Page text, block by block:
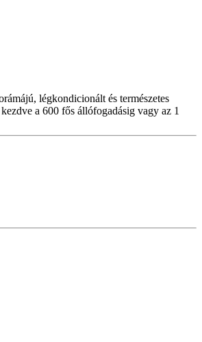
légkondicionált és természetes
a 600 fős állófogadásig vagy az 1